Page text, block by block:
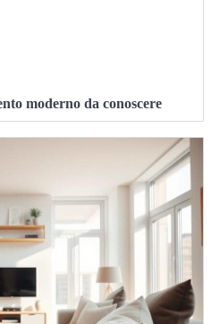
moderno da conoscere